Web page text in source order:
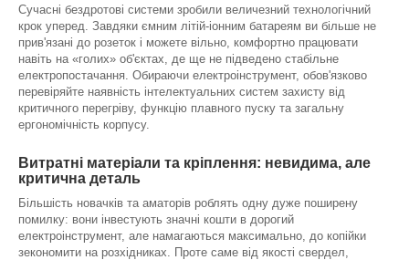
Сучасні бездротові системи зробили величезний технологічний
крок уперед. Завдяки ємним літій-іонним батареям ви більше не
прив'язані до розеток і можете вільно, комфортно працювати
навіть на «голих» об'єктах, де ще не підведено стабільне
електропостачання. Обираючи електроінструмент, обов'язково
перевіряйте наявність інтелектуальних систем захисту від
критичного перегріву, функцію плавного пуску та загальну
ергономічність корпусу.
Витратні матеріали та кріплення: невидима, але
критична деталь
Більшість новачків та аматорів роблять одну дуже поширену
помилку: вони інвестують значні кошти в дорогий
електроінструмент, але намагаються максимально, до копійки
зекономити на розхідниках. Проте саме від якості свердел,